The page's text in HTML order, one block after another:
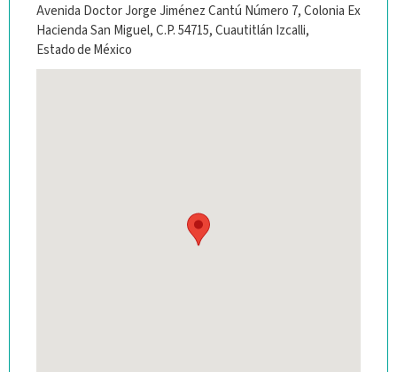
Avenida Doctor Jorge Jiménez Cantú Número 7, Colonia Ex
Hacienda San Miguel, C.P. 54715, Cuautitlán Izcalli,
Estado de México